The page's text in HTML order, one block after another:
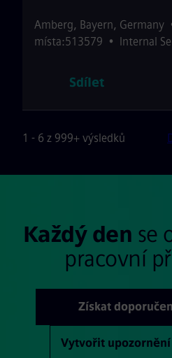
Amberg, Bayern, Germany
místa:513579 • Internal
Sdílet
1 - 6 z 999+ výsledků
Každý den se
pracovní
Získat
Vytvořit upozornění